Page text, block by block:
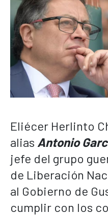
Eliécer Herlinto
alias Antonio
jefe del grupo
de Liberación
al Gobierno de
cumplir con los